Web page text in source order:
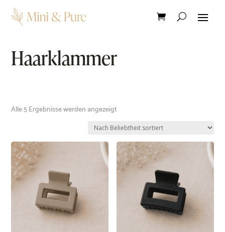
Haarklammer
Alle 5 Ergebnisse werden angezeigt
sortiert